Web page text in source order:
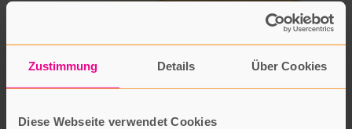
Zustimmung Details Über Cookies
Diese Webseite verwendet Cookies